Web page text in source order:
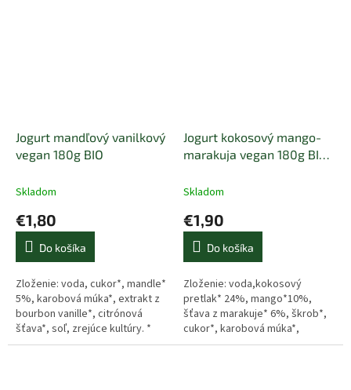
Jogurt mandľový vanilkový
vegan 180g BIO
Skladom
€1,80
Do košíka
Zloženie: voda, cukor*, mandle*
5%, karobová múka*, extrakt z
bourbon vanille*, citrónová
šťava*, soľ, zrejúce kultúry. *
=BIO
Jogurt kokosový mango-
marakuja vegan 180g BIO
Skladom
€1,90
Do košíka
Zloženie: voda,kokosový
pretlak* 24%, mango*10%,
šťava z marakuje* 6%, škrob*,
cukor*, karobová múka*,
citrónová šťava*, soľ,